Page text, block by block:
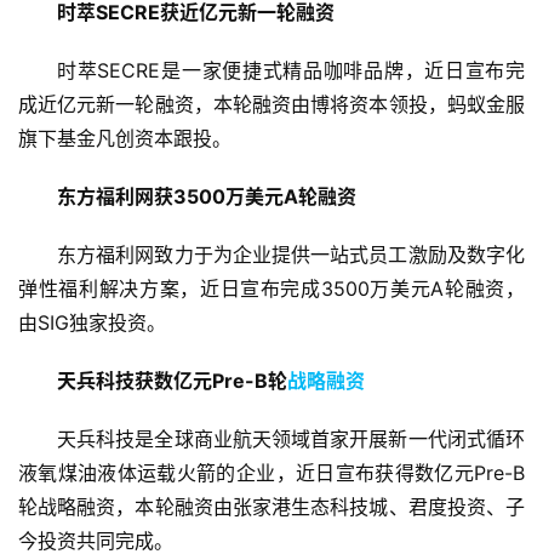
时萃SECRE获近亿元新一轮融资
时萃SECRE是一家便捷式精品咖啡品牌，近日宣布完
成近亿元新一轮融资，本轮融资由博将资本领投，蚂蚁金服
旗下基金凡创资本跟投。
东方福利网获3500万美元A轮融资
东方福利网致力于为企业提供一站式员工激励及数字化
弹性福利解决方案，近日宣布完成3500万美元A轮融资，
由SIG独家投资。
天兵科技获数亿元Pre-B轮战略融资
天兵科技是全球商业航天领域首家开展新一代闭式循环
液氧煤油液体运载火箭的企业，近日宣布获得数亿元Pre-B
轮战略融资，本轮融资由张家港生态科技城、君度投资、子
今投资共同完成。